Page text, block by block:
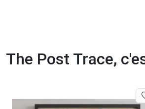
The Post Trace,